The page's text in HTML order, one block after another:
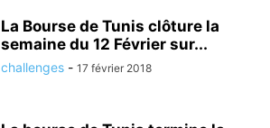
La Bourse de Tunis clôture la
semaine du 12 Février sur...
challenges - 17 février 2018